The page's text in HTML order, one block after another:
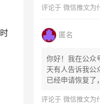
评论于 微信推文为什么会
匿名
你好！我在公众
天有人告诉我公
已经申请恢复了
评论于 微信推文为什么会